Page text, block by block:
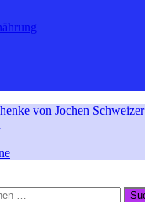
von Jochen Schweizer